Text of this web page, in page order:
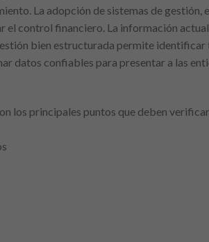
La adopción de sistemas de gestión,
el control financiero. La información
bien estructurada permite
datos confiables para presentar a las
los principales puntos que deben